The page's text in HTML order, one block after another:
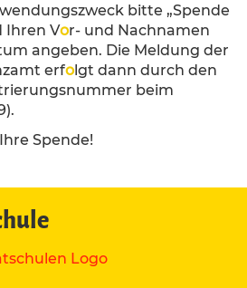
bitte „Spende
Ihren Vor- und Nachnamen
angeben. Die Meldung der
erfolgt dann durch den
beim
Spende!